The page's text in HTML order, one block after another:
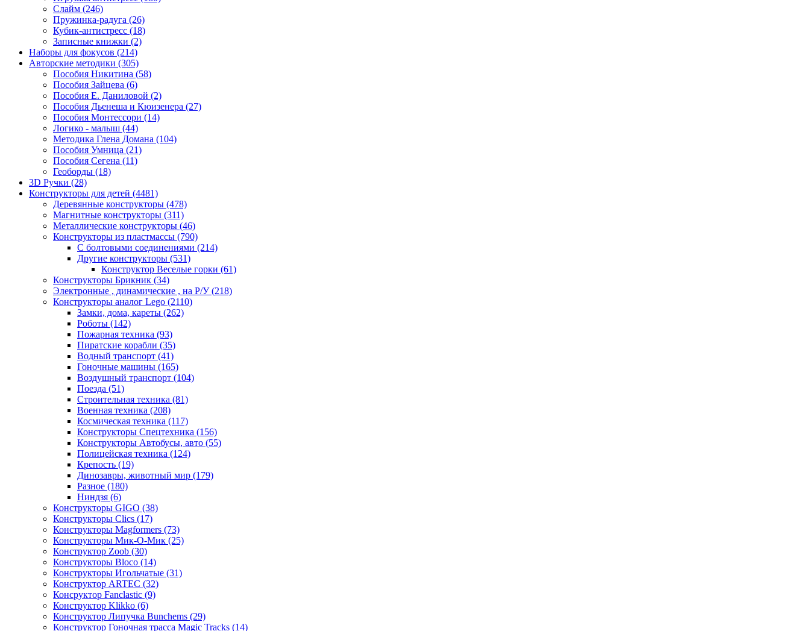
Слайм (246)
Пружинка-радуга (26)
Кубик-антистресс (18)
Записные книжки (2)
Наборы для фокусов (214)
Авторские методики (305)
Пособия Никитина (58)
Пособия Зайцева (6)
Пособия Е. Даниловой (2)
Пособия Дьенеша и Кюизенера (27)
Пособия Монтессори (14)
Логико - малыш (44)
Методика Глена Домана (104)
Пособия Умница (21)
Пособия Сегена (11)
Геоборды (18)
3D Ручки (28)
Конструкторы для детей (4481)
Деревянные конструкторы (478)
Магнитные конструкторы (311)
Металлические конструкторы (46)
Конструкторы из пластмассы (790)
С болтовыми соединениями (214)
Другие конструкторы (531)
Конструктор Веселые горки (61)
Конструкторы Брикник (34)
Электронные , динамические , на Р/У(218)
Конструкторы аналог Lego (2110)
Замки, дома, кареты (262)
Роботы (142)
Пожарная техника (93)
Пиратские корабли (35)
Водный транспорт (41)
Гоночные машины (165)
Воздушный транспорт (104)
Поезда (51)
Строительная техника (81)
Военная техника (208)
Космическая техника (117)
Конструкторы Спецтехника (156)
Конструкторы Автобусы, авто (55)
Полицейская техника (124)
Крепость (19)
Динозавры, животный мир (179)
Разное (180)
Ниндзя (6)
Конструкторы GIGO (38)
Конструкторы Clics (17)
Конструкторы Magformers (73)
Конструкторы Мик-О-Мик (25)
Конструктор Zoob (30)
Конструкторы Bloco (14)
Конструкторы Игольчатые (31)
Конструктор ARTEC (32)
Консруктор Fanclastic (9)
Конструктор Klikko (6)
Конструктор Липучка Bunchems (29)
Конструктор Гоночная трасса Magic Tracks (14)